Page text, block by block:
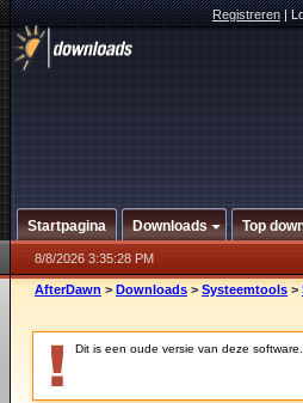
Registreren|
Startpagina Downloads Top
8/8/2026 3:35:28 PM
AfterDawn > Downloads > Systeemtools >
Dit is een oude versie van deze